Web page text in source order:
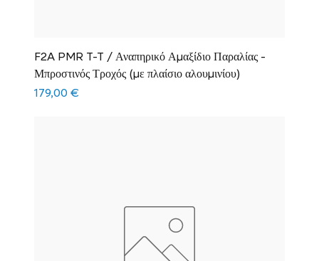
F2A PMR T-T / Αναπηρικό Αμαξίδιο Παραλίας -
Μπροστινός Τροχός (με πλαίσιο αλουμινίου)
Τιμή
179,00 €